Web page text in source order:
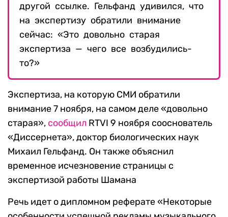
другой ссылке. Гельфанд удивился, что
на экспертизу обратили внимание
сейчас: «Это довольно старая
экспертиза — чего все возбудились-
то?»
Экспертиза, на которую СМИ обратили
внимание 7 ноября, на самом деле «довольно
старая», сообщил RTVI 9 ноября сооснователь
«Диссернета», доктор биологических наук
Михаил Гельфанд. Он также объяснил
временное исчезновение страницы с
экспертизой работы Шамана
Речь идет о дипломном реферате «Некоторые